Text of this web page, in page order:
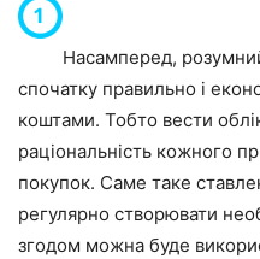
Насамперед,
спочатку правильно і
коштами. Тобто вести
раціональність кожного
покупок. Саме таке
регулярно створювати
згодом можна буде